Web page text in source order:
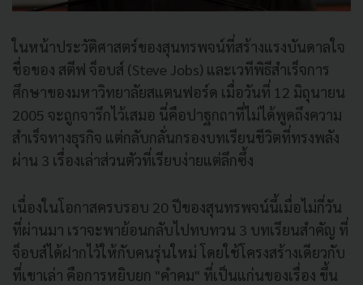
ในหน้าประวัติศาสตร์ของสุนทรพจน์ที่สร้างแรงบันดาลใจ
ชื่อของ สตีฟ จ็อบส์ (Steve Jobs) และเวทีพิธีสำเร็จการ
ศึกษาของมหาวิทยาลัยสแตนฟอร์ด เมื่อวันที่ 12 มิถุนายน
2005 จะถูกจารึกไว้เสมอ นี่คือปาฐกถาที่ไม่ได้พูดถึงความ
สำเร็จทางธุรกิจ แต่กลับกลั่นกรองบทเรียนชีวิตที่ทรงพลัง
ผ่าน 3 เรื่องเล่าส่วนตัวที่เรียบง่ายแต่ลึกซึ้ง
เนื่องในโอกาสครบรอบ 20 ปีของสุนทรพจน์นี้เมื่อไม่กี่วัน
ที่ผ่านมา เราจะพาย้อนกลับไปทบทวน 3 บทเรียนสำคัญ ที่
จ็อบส์ได้ฝากไว้ให้กับคนรุ่นใหม่ โดยใช้โครงสร้างเดียวกับ
ที่เขาเล่า คือการหยิบยก "คำคม" ที่เป็นแก่นของเรื่อง ขึ้น